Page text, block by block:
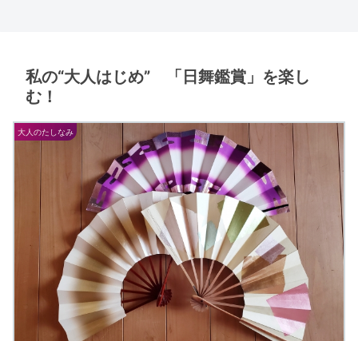
私の“大人はじめ” 「日舞鑑賞」を楽し
む！
大人のたしなみ